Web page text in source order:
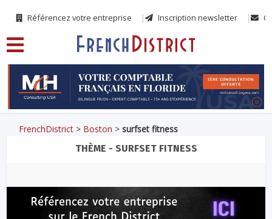
Référencez votre entreprise Inscription newsletter
FrenchDistrict > Boston >surfset fitness
THÈME - SURFSET FITNESS